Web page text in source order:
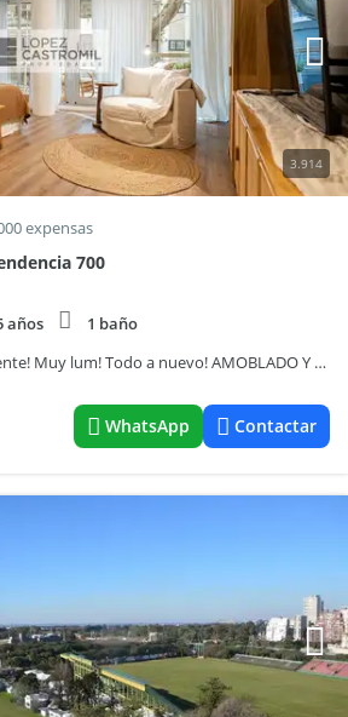
3.914
expensas
700
años
1 baño
IMPECABLE! Balcón al frente! Muy lum! Todo a nuevo! AMOBLADO Y EQUIPADO! Full Amenities! Cochera fija! Vig! ÚNICO! OPORT!
WhatsApp Contactar